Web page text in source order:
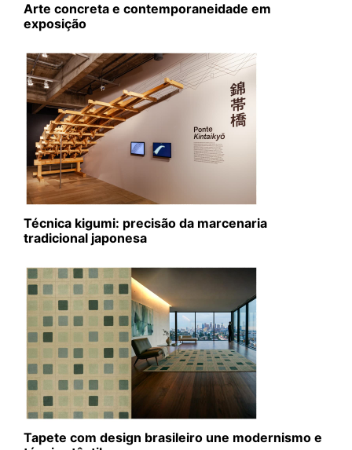
Arte concreta e contemporaneidade em
exposição
Técnica kigumi: precisão da marcenaria
tradicional japonesa
Tapete com design brasileiro une modernismo e